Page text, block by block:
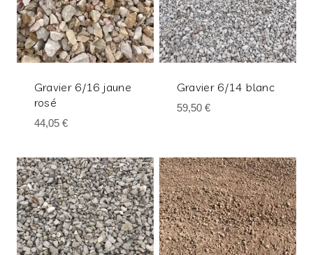
Gravier 6/16 jaune
rosé
44,05 €
Gravier 6/14 blanc
59,50 €